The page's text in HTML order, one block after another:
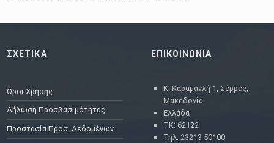
ΣΧΕΤΙΚΑ
Όροι Χρήσης
Δήλωση Προσβασιμότητας
Προστασία Προσ. Δεδομένων
ΕΠΙΚΟΙΝΩΝΙΑ
Κ. Καραμανλή 1, Σέρρες,
Μακεδονία
Ελλάδα
ΤΚ: 62122
Τηλ. 23213 50100